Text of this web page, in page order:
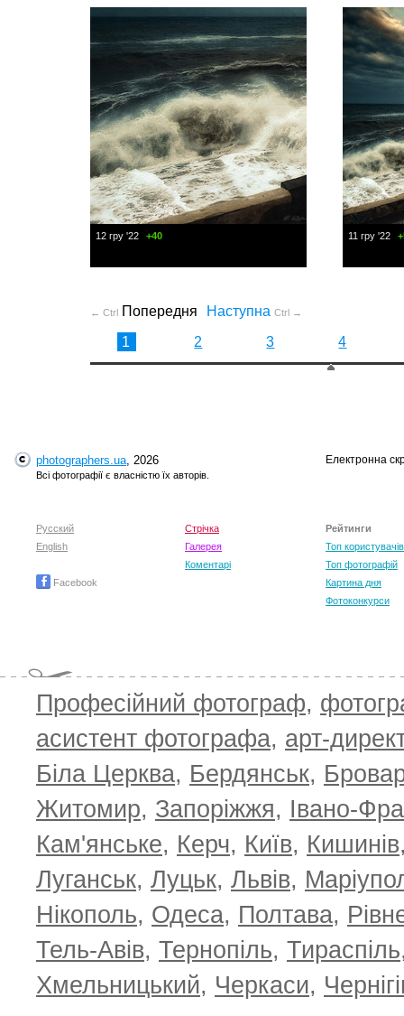
12 гру '22 +40 11 гру '22
← Ctrl Попередня Наступна Ctrl →
1 2 3 4
photographers.ua, 2026
Всі фотографії є власністю їх авторів.
Електронна
Русский
English
Facebook
Стрічка
Галерея
Коментарі
Рейтинги
Топ користувачів
Топ фотографій
Картина дня
Фотоконкурси
Професійний фотограф,
асистент фотографа, арт-
Біла Церква, Бердянськ,
Житомир, Запоріжжя, Івано-
Кам'янське, Керч, Київ, Кишинів
Луганськ, Луцьк, Львів,
Нікополь, Одеса, Полтава,
Тель-Авів, Тернопіль, Тираспіль
Хмельницький, Черкаси,